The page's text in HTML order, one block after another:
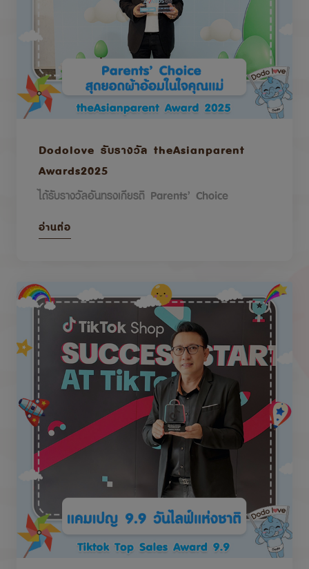
Dodolove รับรางวัล theAsianparent
Awards2025
ได้รับรางวัลอันทรงเกียรติ Parents’ Choice
อ่านต่อ